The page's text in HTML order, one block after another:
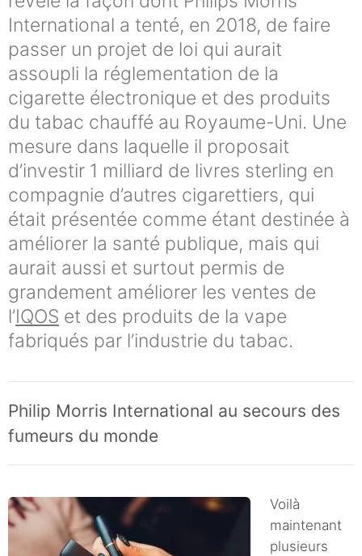
International a tenté, en 2018, de faire
passer un projet de loi qui aurait
assoupli la réglementation de la
cigarette électronique et des produits
du tabac chauffé au Royaume-Uni. Une
mesure dans laquelle il proposait
d’investir 1 milliard de livres sterling en
compagnie d’autres cigarettiers, qui
était présentée comme étant destinée à
améliorer la santé publique, mais qui
aurait aussi et surtout permis de
grandement améliorer les ventes de
l’IQOS et des produits de la vape
fabriqués par l’industrie du tabac.
Philip Morris International au secours des
fumeurs du monde
Voilà
maintenant
plusieurs